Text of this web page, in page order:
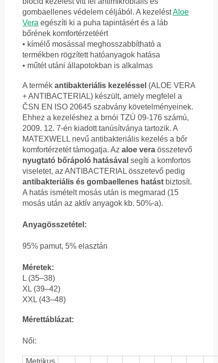
gombaellenes védelem céljából. A kezeléstAloe
Vera egészíti ki a puha tapintásért és a láb
bőrének komfortérzetéért
• kímélő mosással meghosszabbítható a
termékben rögzített hatóanyagok hatása
• műtét utáni állapotokban is alkalmas
A termék antibakteriális kezeléssel (ALOE VERA
+ ANTIBACTERIAL) készült, amely megfelel a
ČSN EN ISO 20645 szabvány követelményeinek.
Ehhez a kezeléshez a brnói TZÚ 09-176 számú,
2009. 12. 7-én kiadott tanúsítványa tartozik. A
MATEXWELL nevű antibakteriális kezelés a bőr
komfortérzetét támogatja. Az aloe vera összetevő
nyugtató bőrápoló hatásával segíti a komfortos
viseletet, az ANTIBACTERIAL összetevő pedig
antibakteriális és gombaellenes hatást biztosít.
A hatás ismételt mosás után is megmarad (15
mosás után az aktív anyagok kb. 50%-a).
Anyagösszetétel:
95% pamut, 5% elasztán
Méretek:
L (35–38)
XL (39–42)
XXL (43–48)
Mérettáblázat:
Női:
Metrikus